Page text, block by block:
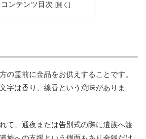
コンテンツ目次
の霊前に金品をお供えすることです。
字は香り、線香という意味がありま
て、通夜または告別式の際に遺族へ渡